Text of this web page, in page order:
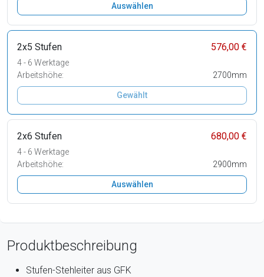
Auswählen
2x5 Stufen 576,00 €
4 - 6 Werktage
Arbeitshöhe:
2700mm
Gewählt
2x6 Stufen 680,00 €
4 - 6 Werktage
Arbeitshöhe:
2900mm
Auswählen
Produktbeschreibung
Stufen-Stehleiter aus GFK